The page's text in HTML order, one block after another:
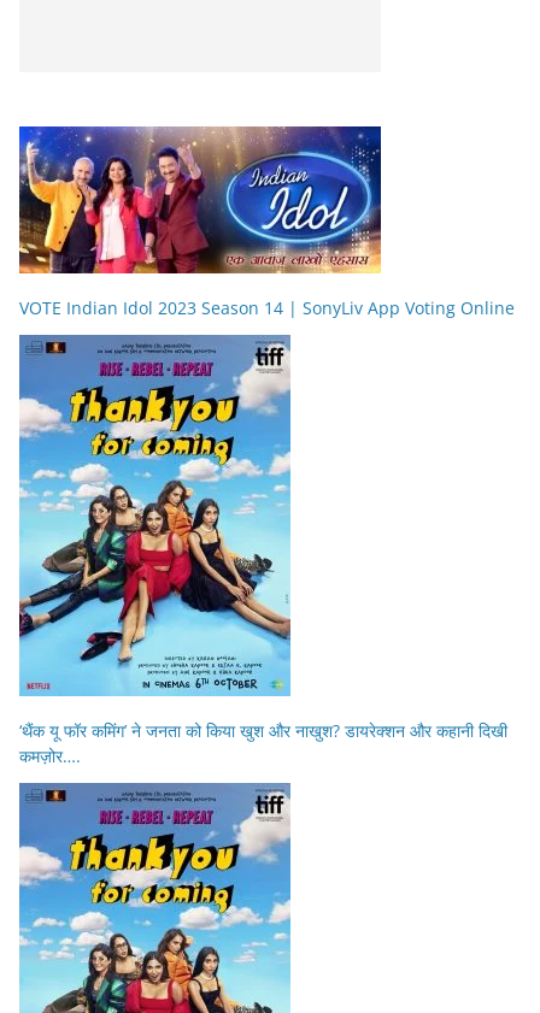
VOTE Indian Idol 2023 Season 14 | SonyLiv App Voting Online
‘थैंक यू फॉर कमिंग’ ने जनता को किया खुश और नाखुश? डायरेक्शन और कहानी दिखी
कमज़ोर….